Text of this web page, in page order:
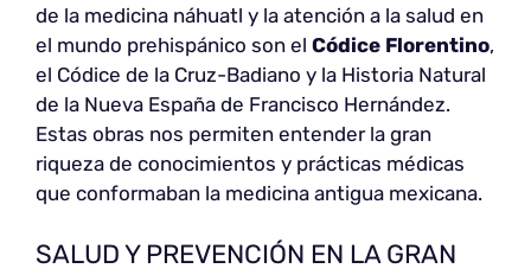
de la medicina náhuatl y la atención a la salud en
el mundo prehispánico son el Códice Florentino,
el Códice de la Cruz-Badiano y la Historia Natural
de la Nueva España de Francisco Hernández.
Estas obras nos permiten entender la gran
riqueza de conocimientos y prácticas médicas
que conformaban la medicina antigua mexicana.
SALUD Y PREVENCIÓN EN LA GRAN